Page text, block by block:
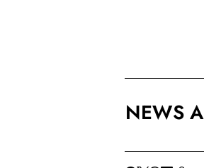
NEWS